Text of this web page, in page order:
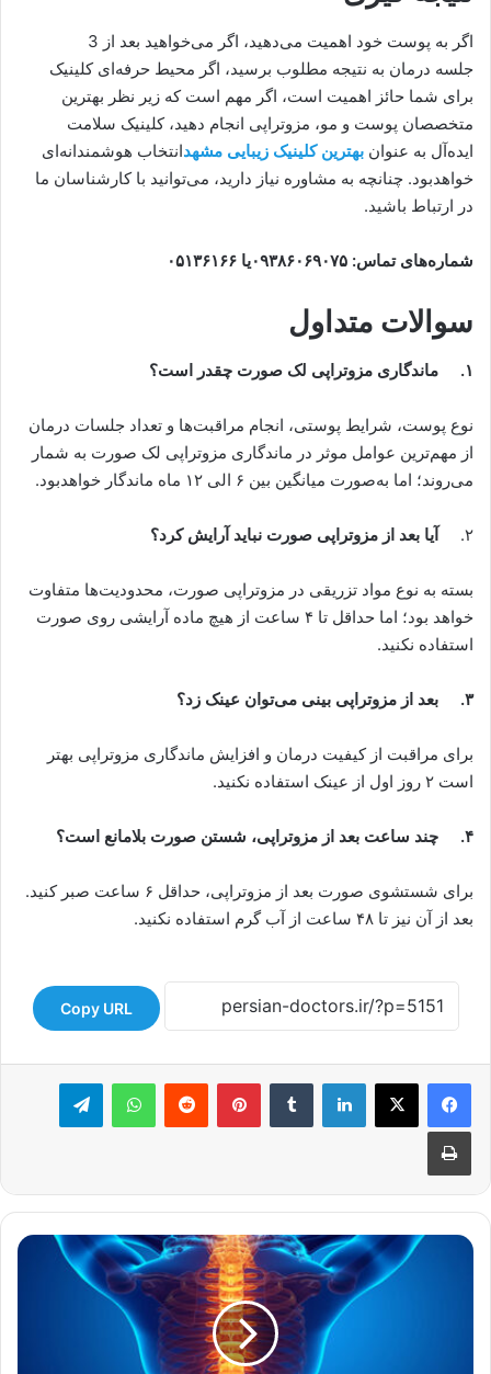
اگر به پوست خود اهمیت می‌دهید، اگر می‌خواهید بعد از 3
جلسه درمان به نتیجه مطلوب برسید، اگر محیط حرفه‌ای کلینیک
برای شما حائز اهمیت است، اگر مهم است که زیر نظر بهترین
متخصصان پوست و مو، مزوتراپی انجام دهید، کلینیک سلامت
ایده‌آل به عنوان بهترین کلینیک زیبایی مشهدانتخاب هوشمندانه‌ای
خواهدبود. چنانچه به مشاوره نیاز دارید، می‌توانید با کارشناسان ما
در ارتباط باشید.
شماره‌های تماس: ۰۹۳۸۶۰۶۹۰۷۵یا ۰۵۱۳۶۱۶۶
سوالات متداول
۱. ماندگاری مزوتراپی لک صورت چقدر است؟
نوع پوست، شرایط پوستی، انجام مراقبت‌ها و تعداد جلسات درمان
از مهم‌ترین عوامل موثر در ماندگاری مزوتراپی لک صورت به شمار
می‌روند؛ اما به‌صورت میانگین بین ۶ الی ۱۲ ماه ماندگار خواهدبود.
۲. آیا بعد از مزوتراپی صورت نباید آرایش کرد؟
بسته به نوع مواد تزریقی در مزوتراپی صورت، محدودیت‌ها متفاوت
خواهد بود؛ اما حداقل تا ۴ ساعت از هیچ ماده آرایشی روی صورت
استفاده نکنید.
۳. بعد از مزوتراپی بینی می‌توان عینک زد؟
برای مراقبت از کیفیت درمان و افزایش ماندگاری مزوتراپی بهتر
است ۲ روز اول از عینک استفاده نکنید.
۴. چند ساعت بعد از مزوتراپی، شستن صورت بلامانع است؟
برای شستشوی صورت بعد از مزوتراپی، حداقل ۶ ساعت صبر کنید.
بعد از آن نیز تا ۴۸ ساعت از آب گرم استفاده نکنید.
Copy URL
لینکدین ‫تامبلر ‫پین‌ترست‫رددیت واتس آپ تلگرام
چاپ
چرا